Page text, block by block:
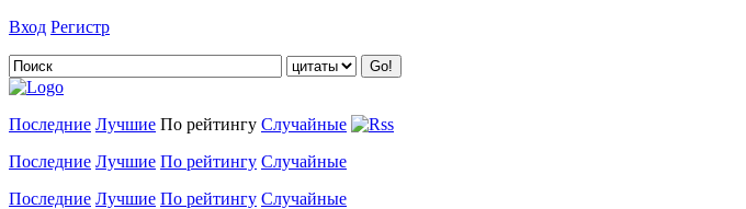
Вход Регистр
Последние Лучшие По рейтингу Случайные
Последние Лучшие По рейтингу Случайные
Последние Лучшие По рейтингу Случайные